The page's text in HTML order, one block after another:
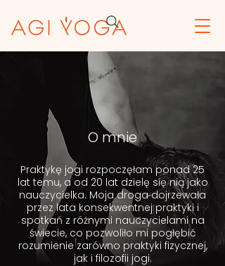
O mnie
Praktykę jogi rozpoczęłam ponad 25
lat temu, a od 20 lat dzielę się nią jako
nauczycielka. Moja droga dojrzewała
przez lata konsekwentnej praktyki i
spotkań z różnymi nauczycielami na
świecie, co pozwoliło mi pogłębić
rozumienie zarówno praktyki fizycznej,
jak i filozofii jogi.